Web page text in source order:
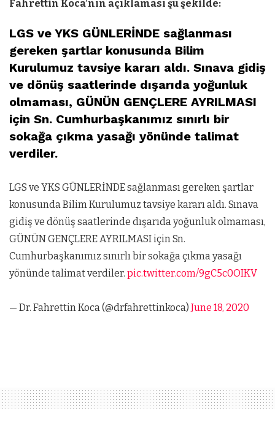
Fahrettin Koca’nın açıklaması şu şekilde:
LGS ve YKS GÜNLERİNDE sağlanması
gereken şartlar konusunda Bilim
Kurulumuz tavsiye kararı aldı. Sınava gidiş
ve dönüş saatlerinde dışarıda yoğunluk
olmaması, GÜNÜN GENÇLERE AYRILMASI
için Sn. Cumhurbaşkanımız sınırlı bir
sokağa çıkma yasağı yönünde talimat
verdiler.
LGS ve YKS GÜNLERİNDE sağlanması gereken şartlar
konusunda Bilim Kurulumuz tavsiye kararı aldı. Sınava
gidiş ve dönüş saatlerinde dışarıda yoğunluk olmaması,
GÜNÜN GENÇLERE AYRILMASI için Sn.
Cumhurbaşkanımız sınırlı bir sokağa çıkma yasağı
yönünde talimat verdiler. pic.twitter.com/9gC5c0OIKV
— Dr. Fahrettin Koca (@drfahrettinkoca) June 18, 2020